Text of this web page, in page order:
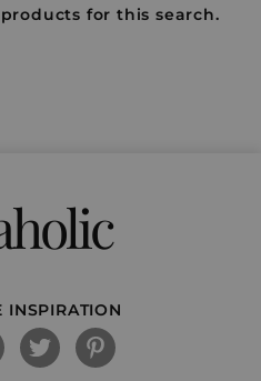
for this search.
INSPIRATION